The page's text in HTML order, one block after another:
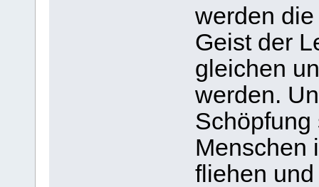
werden
Geist der
gleichen
werden.
Schöpfung
Menschen
fliehen